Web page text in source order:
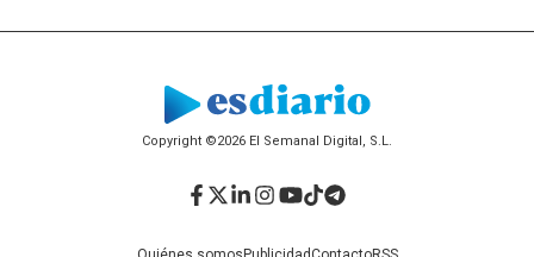
Copyright ©2026 El Semanal Digital, S.L.
Facebook
Twitter
LinkedIn
Instagram
YouTube
TikTok
Telegram